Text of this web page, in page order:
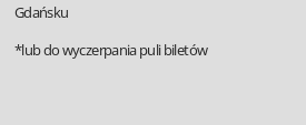
Gdańsku
*lub do wyczerpania puli biletów